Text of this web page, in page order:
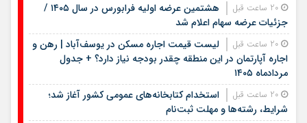
هشتمین عرضه اولیه فرابورس در سال ۱۴۰۵ /
جزئیات عرضه سهام اعلام شد
لیست قیمت اجاره مسکن در یوسف‌آباد | رهن و
اجاره آپارتمان در این منطقه چقدر بودجه نیاز دارد؟ + جدول
مردادماه ۱۴۰۵
استخدام کتابخانه‌های عمومی کشور آغاز شد؛
شرایط، رشته‌ها و مهلت ثبت‌نام